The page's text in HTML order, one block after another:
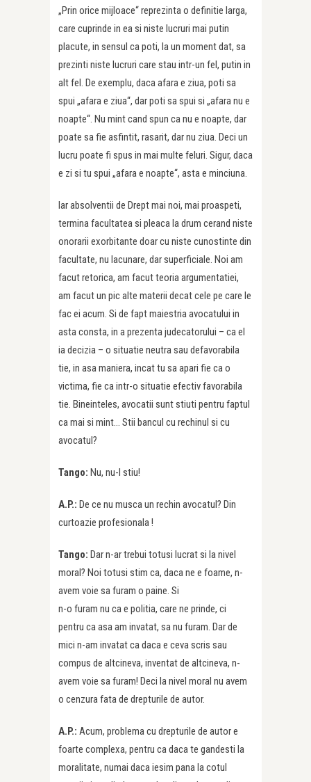
„Prin orice mijloace“ reprezinta o definitie larga,
care cuprinde in ea si niste lucruri mai putin
placute, in sensul ca poti, la un moment dat, sa
prezinti niste lucruri care stau intr-un fel, putin in
alt fel. De exemplu, daca afara e ziua, poti sa
spui „afara e ziua“, dar poti sa spui si „afara nu e
noapte“. Nu mint cand spun ca nu e noapte, dar
poate sa fie asfintit, rasarit, dar nu ziua. Deci un
lucru poate fi spus in mai multe feluri. Sigur, daca
e zi si tu spui „afara e noapte“, asta e minciuna.
Iar absolventii de Drept mai noi, mai proaspeti,
termina facultatea si pleaca la drum cerand niste
onorarii exorbitante doar cu niste cunostinte din
facultate, nu lacunare, dar superficiale. Noi am
facut retorica, am facut teoria argumentatiei,
am facut un pic alte materii decat cele pe care le
fac ei acum. Si de fapt maiestria avocatului in
asta consta, in a prezenta judecatorului – ca el
ia decizia – o situatie neutra sau defavorabila
tie, in asa maniera, incat tu sa apari fie ca o
victima, fie ca intr-o situatie efectiv favorabila
tie. Bineinteles, avocatii sunt stiuti pentru faptul
ca mai si mint… Stii bancul cu rechinul si cu
avocatul?
Tango: Nu, nu-l stiu!
A.P.: De ce nu musca un rechin avocatul? Din
curtoazie profesionala !
Tango: Dar n-ar trebui totusi lucrat si la nivel
moral? Noi totusi stim ca, daca ne e foame, n-
avem voie sa furam o paine. Si
n-o furam nu ca e politia, care ne prinde, ci
pentru ca asa am invatat, sa nu furam. Dar de
mici n-am invatat ca daca e ceva scris sau
compus de altcineva, inventat de altcineva, n-
avem voie sa furam! Deci la nivel moral nu avem
o cenzura fata de drepturile de autor.
A.P.: Acum, problema cu drepturile de autor e
foarte complexa, pentru ca daca te gandesti la
moralitate, numai daca iesim pana la cotul